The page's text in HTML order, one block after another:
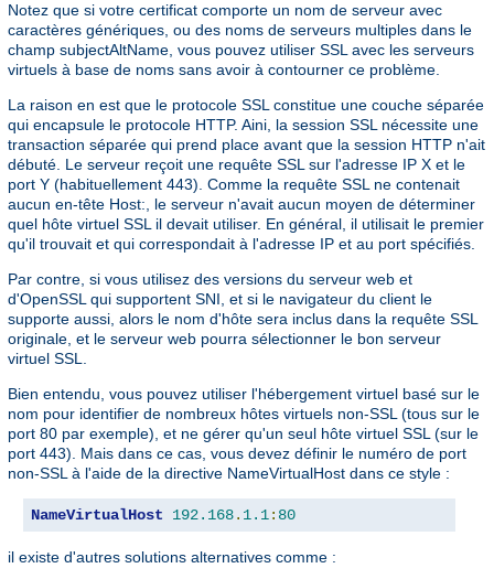
Notez que si votre certificat comporte un nom de serveur avec
caractères génériques, ou des noms de serveurs multiples dans le
champ subjectAltName, vous pouvez utiliser SSL avec les serveurs
virtuels à base de noms sans avoir à contourner ce problème.
La raison en est que le protocole SSL constitue une couche séparée
qui encapsule le protocole HTTP. Aini, la session SSL nécessite une
transaction séparée qui prend place avant que la session HTTP n'ait
débuté. Le serveur reçoit une requête SSL sur l'adresse IP X et le
port Y (habituellement 443). Comme la requête SSL ne contenait
aucun en-tête Host:, le serveur n'avait aucun moyen de déterminer
quel hôte virtuel SSL il devait utiliser. En général, il utilisait le premier
qu'il trouvait et qui correspondait à l'adresse IP et au port spécifiés.
Par contre, si vous utilisez des versions du serveur web et
d'OpenSSL qui supportent SNI, et si le navigateur du client le
supporte aussi, alors le nom d'hôte sera inclus dans la requête SSL
originale, et le serveur web pourra sélectionner le bon serveur
virtuel SSL.
Bien entendu, vous pouvez utiliser l'hébergement virtuel basé sur le
nom pour identifier de nombreux hôtes virtuels non-SSL (tous sur le
port 80 par exemple), et ne gérer qu'un seul hôte virtuel SSL (sur le
port 443). Mais dans ce cas, vous devez définir le numéro de port
non-SSL à l'aide de la directive NameVirtualHost dans ce style :
NameVirtualHost 192.168. 1.1: 80
il existe d'autres solutions alternatives comme :